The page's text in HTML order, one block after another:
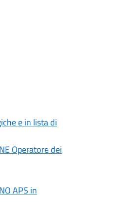
e in lista di
Operatore dei
APS in